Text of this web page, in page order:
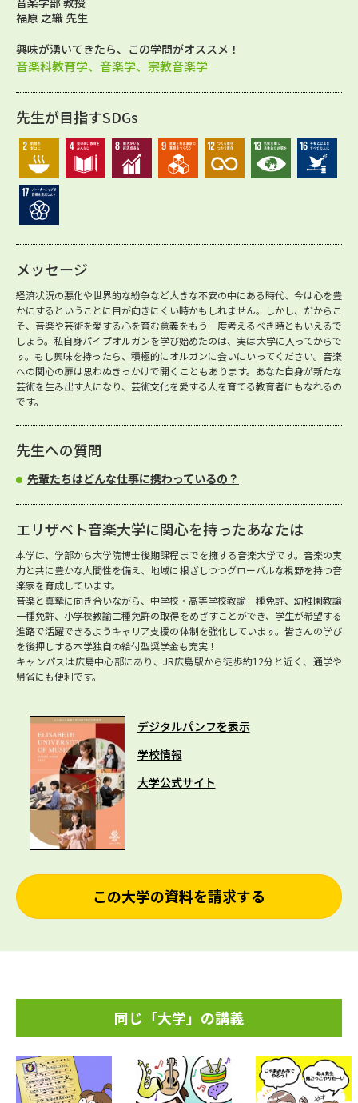
福原 之織 先生
興味が湧いてきたら、この学問がオススメ！
音楽科教育学、音楽学、宗教音楽学
先生が目指すSDGs
メッセージ
経済状況の悪化や世界的な紛争など大きな不安の中にある時代、今は心を豊
かにするということに目が向きにくい時かもしれません。しかし、だからこ
そ、音楽や芸術を愛する心を育む意義をもう一度考えるべき時ともいえるで
しょう。私自身パイプオルガンを学び始めたのは、実は大学に入ってからで
す。もし興味を持ったら、積極的にオルガンに会いにいってください。音楽
への関心の扉は思わぬきっかけで開くこともあります。あなた自身が新たな
芸術を生み出す人になり、芸術文化を愛する人を育てる教育者にもなれるの
です。
先生への質問
先輩たちはどんな仕事に携わっているの？
エリザベト音楽大学に関心を持ったあなたは
本学は、学部から大学院博士後期課程までを擁する音楽大学です。音楽の実
力と共に豊かな人間性を備え、地域に根ざしつつグローバルな視野を持つ音
楽家を育成しています。
音楽と真摯に向き合いながら、中学校・高等学校教諭一種免許、幼稚園教諭
一種免許、小学校教諭二種免許の取得をめざすことができ、学生が希望する
進路で活躍できるようキャリア支援の体制を強化しています。皆さんの学び
を後押しする本学独自の給付型奨学金も充実！
キャンパスは広島中心部にあり、JR広島駅から徒歩約12分と近く、通学や
帰省にも便利です。
デジタルパンフを表示
学校情報
大学公式サイト
この大学の資料を請求する
同じ「大学」の講義